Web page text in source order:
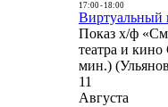
17:00- 18:00
Виртуальный
Показ х/ф
театра и
мин.)
11
Августа